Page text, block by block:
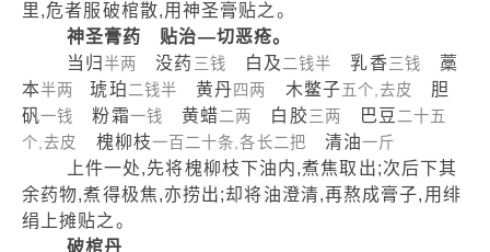
里,危者服破棺散,用神圣膏贴之。
神圣膏药 贴治—切恶疮。
当归半两 没药 三钱 白及 二钱半 乳香三钱 藁
本半两 琥珀 二钱半 黄丹四两 木鳖子五个,去皮
胆
矾一钱 粉霜一钱 黄蜡二两 白胶三两 巴豆 二十五
个,去皮
槐柳枝一百二十条,各长二把 清油一斤
上件一处,先将槐柳枝下油内,煮焦取出;次后下其
余药物,煮得极焦,亦捞出;却将油澄清,再熬成膏子,用绯
绢上摊贴之。
破棺丹